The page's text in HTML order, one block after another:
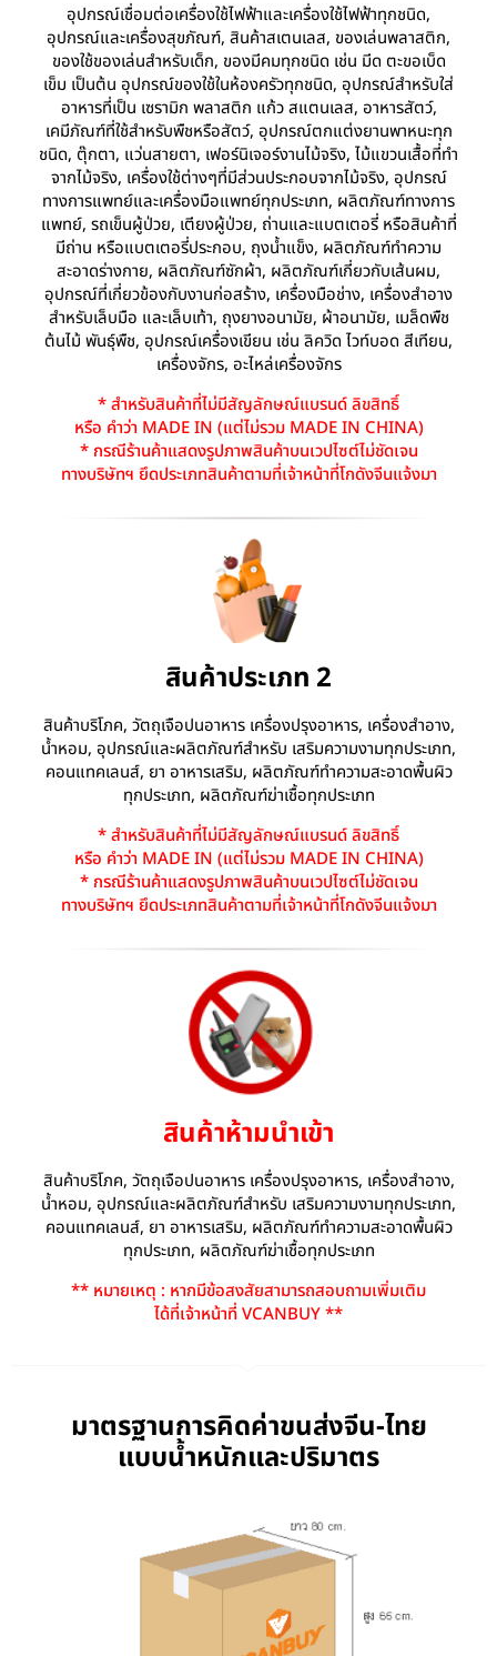
อุปกรณ์เชื่อมต่อเครื่องใช้ไฟฟ้าและเครื่องใช้ไฟฟ้าทุกชนิด,
อุปกรณ์และเครื่องสุขภัณฑ์, สินค้าสเตนเลส, ของเล่นพลาสติก,
ของใช้ของเล่นสำหรับเด็ก, ของมีคมทุกชนิด เช่น มีด ตะขอเบ็ด
เข็ม เป็นต้น อุปกรณ์ของใช้ในห้องครัวทุกชนิด, อุปกรณ์สำหรับใส่
อาหารที่เป็น เซรามิก พลาสติก แก้ว สแตนเลส, อาหารสัตว์,
เคมีภัณฑ์ที่ใช้สำหรับพืชหรือสัตว์, อุปกรณ์ตกแต่งยานพาหนะทุก
ชนิด, ตุ๊กตา, แว่นสายตา, เฟอร์นิเจอร์งานไม้จริง, ไม้แขวนเสื้อที่ทำ
จากไม้จริง, เครื่องใช้ต่างๆที่มีส่วนประกอบจากไม้จริง, อุปกรณ์
ทางการแพทย์และเครื่องมือแพทย์ทุกประเภท, ผลิตภัณฑ์ทางการ
แพทย์, รถเข็นผู้ป่วย, เตียงผู้ป่วย, ถ่านและแบตเตอรี่ หรือสินค้าที่
มีถ่าน หรือแบตเตอรี่ประกอบ, ถุงน้ำแข็ง, ผลิตภัณฑ์ทำความ
สะอาดร่างกาย, ผลิตภัณฑ์ซักผ้า, ผลิตภัณฑ์เกี่ยวกับเส้นผม,
อุปกรณ์ที่เกี่ยวข้องกับงานก่อสร้าง, เครื่องมือช่าง, เครื่องสำอาง
สำหรับเล็บมือ และเล็บเท้า, ถุงยางอนามัย, ผ้าอนามัย, เมล็ดพืช
ต้นไม้ พันธุ์พืช, อุปกรณ์เครื่องเขียน เช่น ลิควิด ไวท์บอด สีเทียน,
เครื่องจักร, อะไหล่เครื่องจักร
* สำหรับสินค้าที่ไม่มีสัญลักษณ์แบรนด์ ลิขสิทธิ์
หรือ คำว่า MADE IN (แต่ไม่รวม MADE IN CHINA)
* กรณีร้านค้าแสดงรูปภาพสินค้าบนเวปไซต์ไม่ชัดเจน
ทางบริษัทฯ ยึดประเภทสินค้าตามที่เจ้าหน้าที่โกดังจีนแจ้งมา
สินค้าประเภท 2
สินค้าบริโภค, วัตถุเจือปนอาหาร เครื่องปรุงอาหาร, เครื่องสำอาง,
น้ำหอม, อุปกรณ์และผลิตภัณฑ์สำหรับ เสริมความงามทุกประเภท,
คอนแทคเลนส์, ยา อาหารเสริม, ผลิตภัณฑ์ทำความสะอาดพื้นผิว
ทุกประเภท, ผลิตภัณฑ์ฆ่าเชื้อทุกประเภท
* สำหรับสินค้าที่ไม่มีสัญลักษณ์แบรนด์ ลิขสิทธิ์
หรือ คำว่า MADE IN (แต่ไม่รวม MADE IN CHINA)
* กรณีร้านค้าแสดงรูปภาพสินค้าบนเวปไซต์ไม่ชัดเจน
ทางบริษัทฯ ยึดประเภทสินค้าตามที่เจ้าหน้าที่โกดังจีนแจ้งมา
สินค้าห้ามนำเข้า
สินค้าบริโภค, วัตถุเจือปนอาหาร เครื่องปรุงอาหาร, เครื่องสำอาง,
น้ำหอม, อุปกรณ์และผลิตภัณฑ์สำหรับ เสริมความงามทุกประเภท,
คอนแทคเลนส์, ยา อาหารเสริม, ผลิตภัณฑ์ทำความสะอาดพื้นผิว
ทุกประเภท, ผลิตภัณฑ์ฆ่าเชื้อทุกประเภท
** หมายเหตุ : หากมีข้อสงสัยสามารถสอบถามเพิ่มเติม
ได้ที่เจ้าหน้าที่ VCANBUY **
มาตรฐานการคิดค่าขนส่งจีน-ไทย
แบบน้ำหนักและปริมาตร